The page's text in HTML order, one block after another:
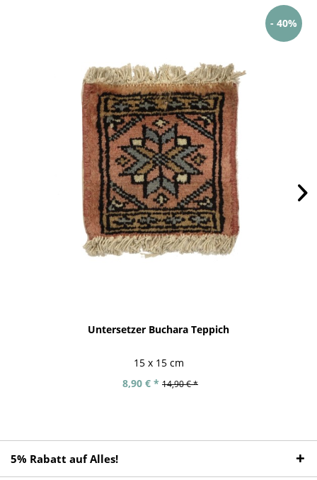
- 40%
Untersetzer Buchara Teppich
15 x 15 cm
8,90 € * 14,90 € *
5% Rabatt auf Alles!